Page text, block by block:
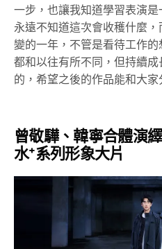
一步，也讓我知道學習表演是
永遠不知道這次會收穫什麼
變的一年，不管是看待工作的
都和以往有所不同，但持續
的，希望之後的作品能和大家
曾敬驊、韓寧合體演繹
水⁺系列形象大片